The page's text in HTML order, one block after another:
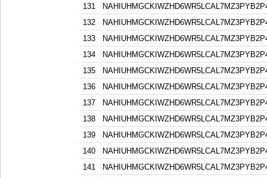
131
132
133
134
135
136
137
138
139
140
141